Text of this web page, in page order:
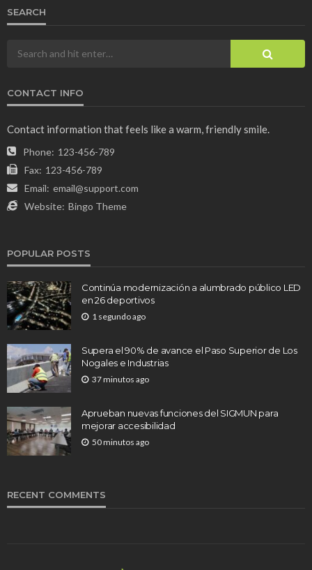
SEARCH
CONTACT INFO
Contact information that feels like a warm, friendly smile.
Phone: 123-456-789
Fax: 123-456-789
Email: email@support.com
Website: Bingo Theme
POPULAR POSTS
Continúa modernización a alumbrado público LED
en 26 deportivos
1 segundo ago
Supera el 90% de avance el Paso Superior de Los
Nogales e Industrias
37 minutos ago
Aprueban nuevas funciones del SIGMUN para
mejorar accesibilidad
50 minutos ago
RECENT COMMENTS